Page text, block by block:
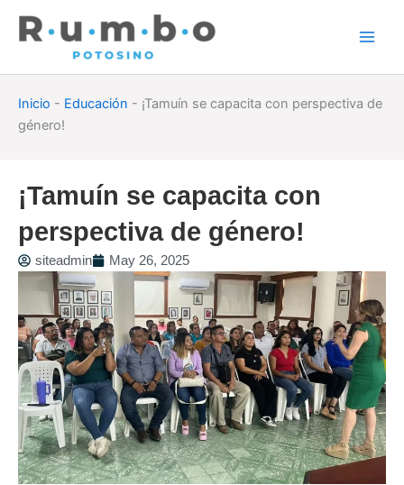
Inicio - Educación - ¡Tamuín se capacita con perspectiva de
género!
¡Tamuín se capacita con
perspectiva de género!
siteadmin May 26, 2025